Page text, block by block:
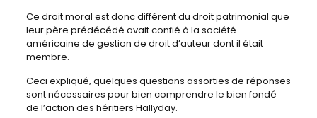
Ce droit moral est donc différent du droit patrimonial que
leur père prédécédé avait confié à la société
américaine de gestion de droit d’auteur dont il était
membre.
Ceci expliqué, quelques questions assorties de réponses
sont nécessaires pour bien comprendre le bien fondé
de l’action des héritiers Hallyday.